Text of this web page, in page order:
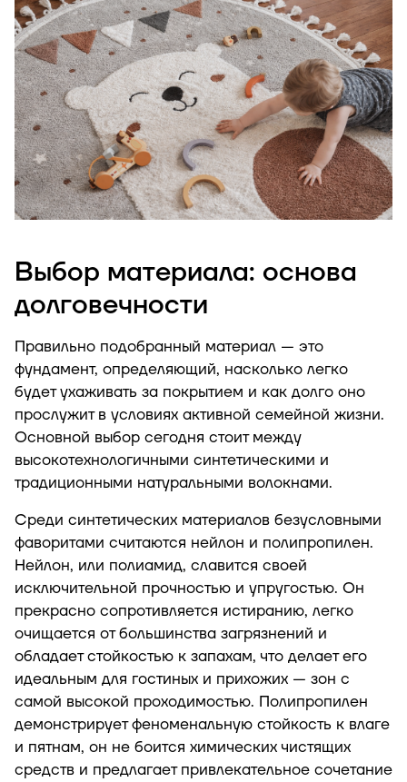
Выбор материала: основа
долговечности
Правильно подобранный материал — это
фундамент, определяющий, насколько легко
будет ухаживать за покрытием и как долго оно
прослужит в условиях активной семейной жизни.
Основной выбор сегодня стоит между
высокотехнологичными синтетическими и
традиционными натуральными волокнами.
Среди синтетических материалов безусловными
фаворитами считаются нейлон и полипропилен.
Нейлон, или полиамид, славится своей
исключительной прочностью и упругостью. Он
прекрасно сопротивляется истиранию, легко
очищается от большинства загрязнений и
обладает стойкостью к запахам, что делает его
идеальным для гостиных и прихожих — зон с
самой высокой проходимостью. Полипропилен
демонстрирует феноменальную стойкость к влаге
и пятнам, он не боится химических чистящих
средств и предлагает привлекательное сочетание